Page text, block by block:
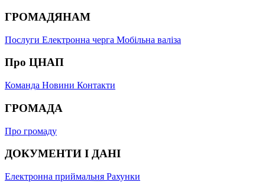
ГРОМАДЯНАМ
Послуги Електронна черга Мобільна валіза
Про ЦНАП
Команда Новини Контакти
ГРОМАДА
Про громаду
ДОКУМЕНТИ І ДАНІ
Електронна приймальня Рахунки